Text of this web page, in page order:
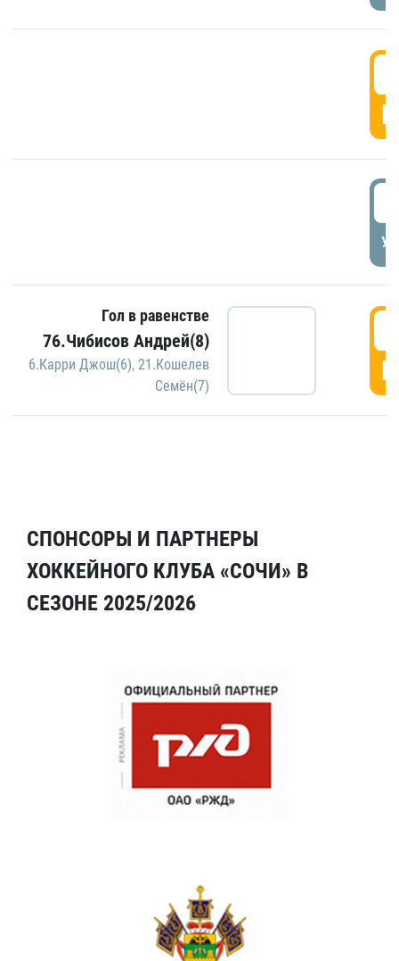
Гол в равенстве
76.Чибисов Андрей(8)
6.Карри Джош(6), 21.Кошелев
Семён(7)
СПОНСОРЫ И ПАРТНЕРЫ
ХОККЕЙНОГО КЛУБА «СОЧИ» В
СЕЗОНЕ 2025/2026